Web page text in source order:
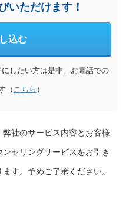
いただけます！
込む
したい方は是非。お電話での
（ こちら ）
社のサービス内容とお客様
セリングサービスをお引き
す。予めご了承ください。